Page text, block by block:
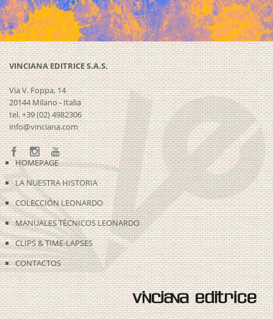
VINCIANA EDITRICE S.A.S.
Via V. Foppa, 14
20144 Milano - Italia
tel. +39 (02) 4982306
info@vinciana.com
HOMEPAGE
LA NUESTRA HISTORIA
COLECCIÓN LEONARDO
MANUALES TÉCNICOS LEONARDO
CLIPS & TIME-LAPSES
CONTACTOS